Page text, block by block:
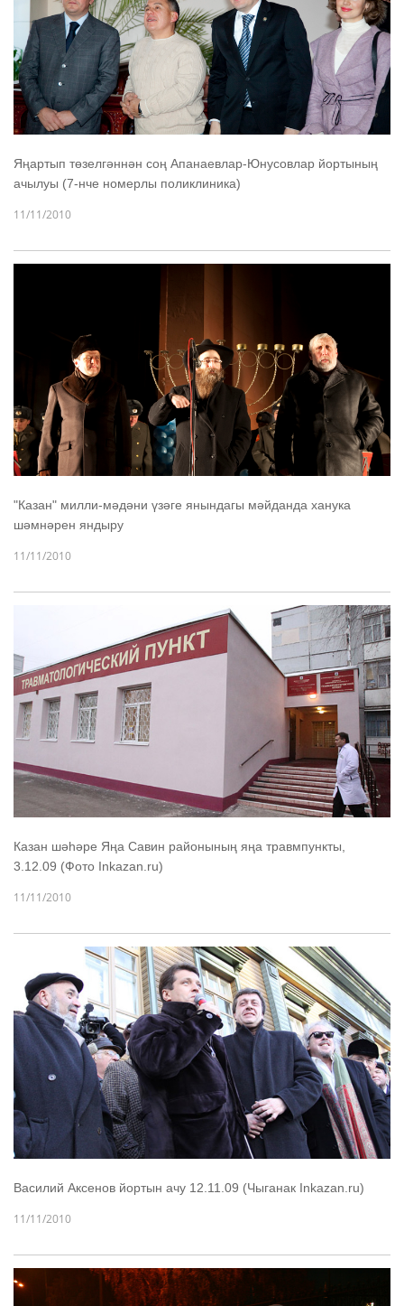
Яңартып төзелгәннән соң Апанаевлар-Юнусовлар йортының
ачылуы (7-нче номерлы поликлиника)
11/11/2010
"Казан" милли-мәдәни үзәге янындагы мәйданда ханука
шәмнәрен яндыру
11/11/2010
Казан шәһәре Яңа Савин районының яңа травмпункты,
3.12.09 (Фото Inkazan.ru)
11/11/2010
Василий Аксенов йортын ачу 12.11.09 (Чыганак Inkazan.ru)
11/11/2010